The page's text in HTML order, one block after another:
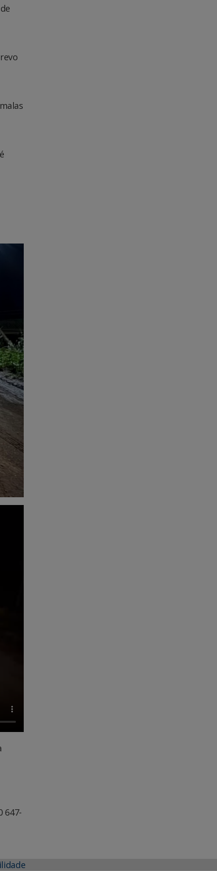
647-